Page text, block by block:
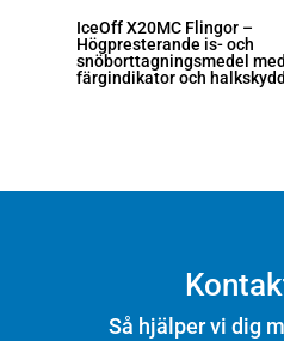
IceOff X20MC Flingor –
Högpresterande is- och
snöborttagningsmedel med
färgindikator och halkskydd
Så hjälper vi dig